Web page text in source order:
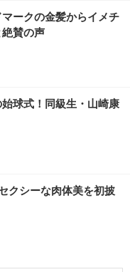
ークの金髪からイメチ
賛の声
球式！同級生・山崎康
クシーな肉体美を初披